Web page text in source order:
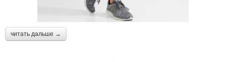
читать дальше →